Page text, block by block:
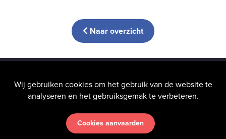
Wij gebruiken cookies om het gebruik van de website te
analyseren en het gebruiksgemak te verbeteren.
Cookies aanvaarden
Naar overzicht
info@hic-nunc.be
vinden wij heel belangrijk — Lees onze